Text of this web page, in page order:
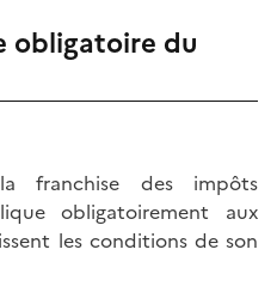
obligatoire du
franchise des impôts
obligatoirement aux
les conditions de son